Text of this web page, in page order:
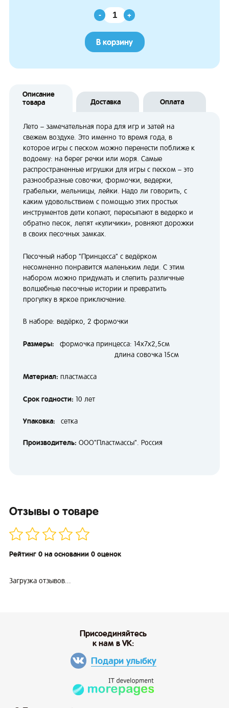
- +
В корзину
Описание
товара
Доставка Оплата
Лето – замечательная пора для игр и затей на
свежем воздухе. Это именно то время года, в
которое игры с песком можно перенести поближе к
водоему: на берег речки или моря. Самые
распространенные игрушки для игры с песком – это
разнообразные совочки, формочки, ведерки,
грабельки, мельницы, лейки. Надо ли говорить, с
каким удовольствием с помощью этих простых
инструментов дети копают, пересыпают в ведерко и
обратно песок, лепят «куличики», ровняют дорожки
в своих песочных замках.
Песочный набор "Принцесса" с ведёрком
несомненно понравится маленьким леди. С этим
набором можно придумать и слепить различные
волшебные песочные истории и превратить
прогулку в яркое приключение.
В наборе: ведёрко, 2 формочки
Размеры:
формочка принцесса: 14х7х2,5см
длина совочка 15см
Материал: пластмасса
Срок годности: 10 лет
Упаковка: сетка
Производитель: ООО"Пластмассы". Россия
Отзывы о товаре
Рейтинг 0 на основании 0 оценок
Загрузка отзывов...
Присоединяйтесь
к нам в VK:
Подари улыбку